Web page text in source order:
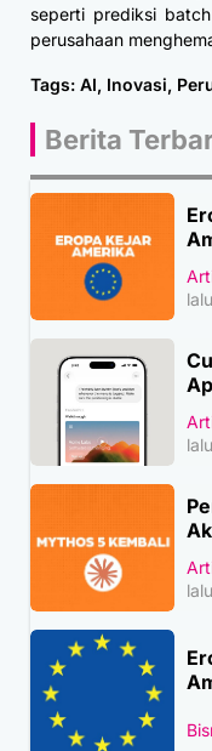
seperti prediksi
perusahaan
Tags: AI, Inovasi,
Berita
lalu
lalu
lalu